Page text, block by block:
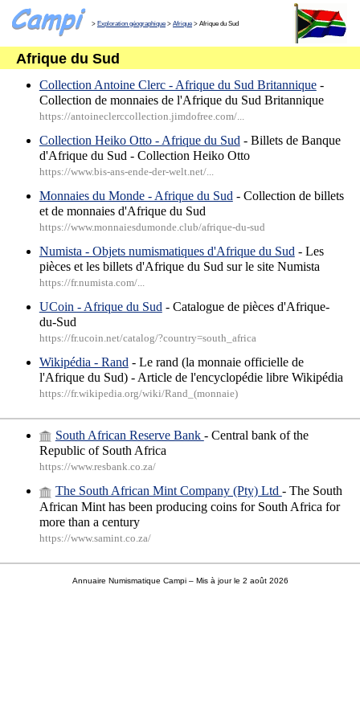
> Exploration géographique > Afrique > Afrique du Sud
Afrique du Sud
Collection Antoine Clerc - Afrique du Sud Britannique-
Collection de monnaies de l'Afrique du Sud Britannique
https://antoineclerccollection.jimdofree.com/...
Collection Heiko Otto - Afrique du Sud - Billets de Banque
d'Afrique du Sud - Collection Heiko Otto
https://www.bis-ans-ende-der-welt.net/...
Monnaies du Monde - Afrique du Sud - Collection de billets
et de monnaies d'Afrique du Sud
https://www.monnaiesdumonde.club/afrique-du-sud
Numista - Objets numismatiques d'Afrique du Sud - Les
pièces et les billets d'Afrique du Sud sur le site Numista
https://fr.numista.com/...
UCoin - Afrique du Sud - Catalogue de pièces d'Afrique-
du-Sud
https://fr.ucoin.net/catalog/?country=south_africa
Wikipédia - Rand - Le rand (la monnaie officielle de
l'Afrique du Sud) - Article de l'encyclopédie libre Wikipédia
https://fr.wikipedia.org/wiki/Rand_(monnaie)
South African Reserve Bank - Central bank of the
Republic of South Africa
https://www.resbank.co.za/
The South African Mint Company (Pty) Ltd - The South
African Mint has been producing coins for South Africa for
more than a century
https://www.samint.co.za/
Annuaire Numismatique Campi– Mis à jour le 2 août 2026